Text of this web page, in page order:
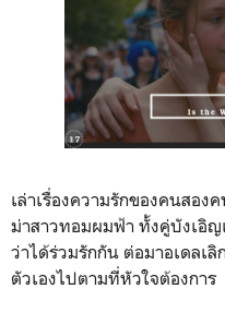
เล่าเรื่องความรักของคนสอง
ม่าสาวทอมผมฟ้า ทั้งคู่บังเอิ
ว่าได้ร่วมรักกัน ต่อมาอเดล
ตัวเองไปตามที่หัวใจต้องการ